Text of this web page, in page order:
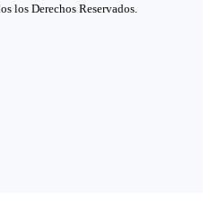
los Derechos Reservados.